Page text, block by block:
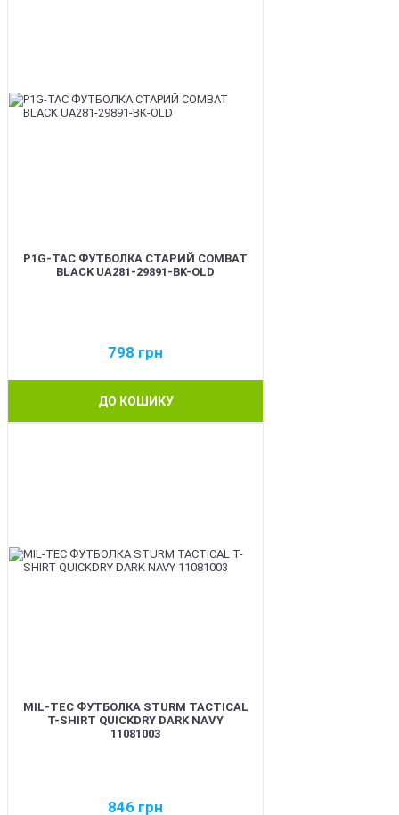
P1G-TAC ФУТБОЛКА СТАРИЙ COMBAT
BLACK UA281-29891-BK-OLD
798 грн
ДО КОШИКУ
MIL-TEC ФУТБОЛКА STURM TACTICAL
T-SHIRT QUICKDRY DARK NAVY
11081003
846 грн